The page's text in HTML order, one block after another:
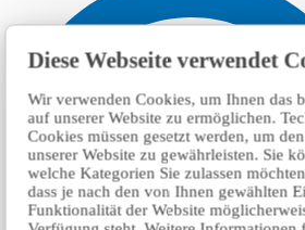
Diese Webseite verwendet
Wir verwenden Cookies, um Ihnen das
auf unserer Website zu ermöglichen.
Cookies müssen gesetzt werden, um
unserer Website zu gewährleisten. Sie
welche Kategorien Sie zulassen
dass je nach den von Ihnen gewählten
Funktionalität der Website